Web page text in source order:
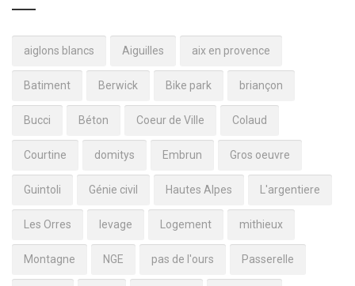
aiglons blancs Aiguilles aix en provence
Batiment Berwick Bike park briançon
Bucci Béton Coeur de Ville Colaud
Courtine domitys Embrun Gros oeuvre
Guintoli Génie civil Hautes Alpes L'argentiere
Les Orres levage Logement mithieux
Montagne NGE pas de l'ours Passerelle